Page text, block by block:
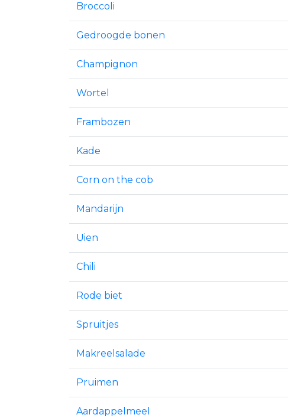
Broccoli
Gedroogde bonen
Champignon
Wortel
Frambozen
Kade
Corn on the cob
Mandarijn
Uien
Chili
Rode biet
Spruitjes
Makreelsalade
Pruimen
Aardappelmeel